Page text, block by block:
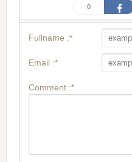
0
Fullname :*
Email :*
Comment :*